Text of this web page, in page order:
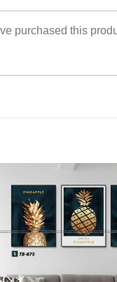
purchased this